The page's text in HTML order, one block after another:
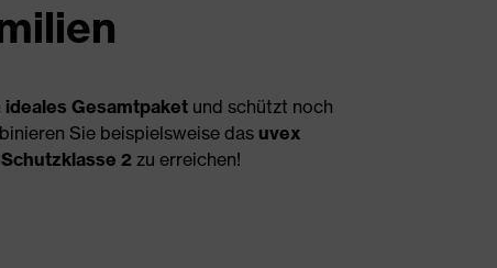
ideales Gesamtpaket und schützt noch
Sie beispielsweise das uvex
Schutzklasse 2 zu erreichen!